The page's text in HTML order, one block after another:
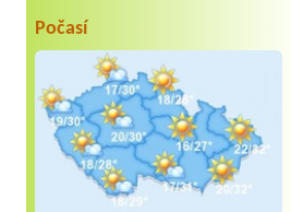
Počasí